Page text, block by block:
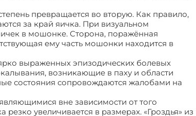
превращается во вторую. Как правило,
за край яичка. При визуальном
в мошонке. Сторона, поражённая
ему часть мошонки находится в
выраженных эпизодических болевых
возникающие в паху и области
состояния сопровождаются жалобами на
вне зависимости от того
увеличивается в размерах. «Гроздья» из